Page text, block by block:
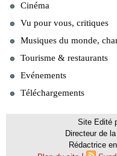
Cinéma
Vu pour vous, critiques
Musiques du monde,
Tourisme & restaurants
Evénements
Téléchargements
Site Edité
Directeur de
Rédactrice